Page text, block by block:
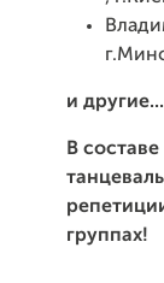
и другие...
В
группах!